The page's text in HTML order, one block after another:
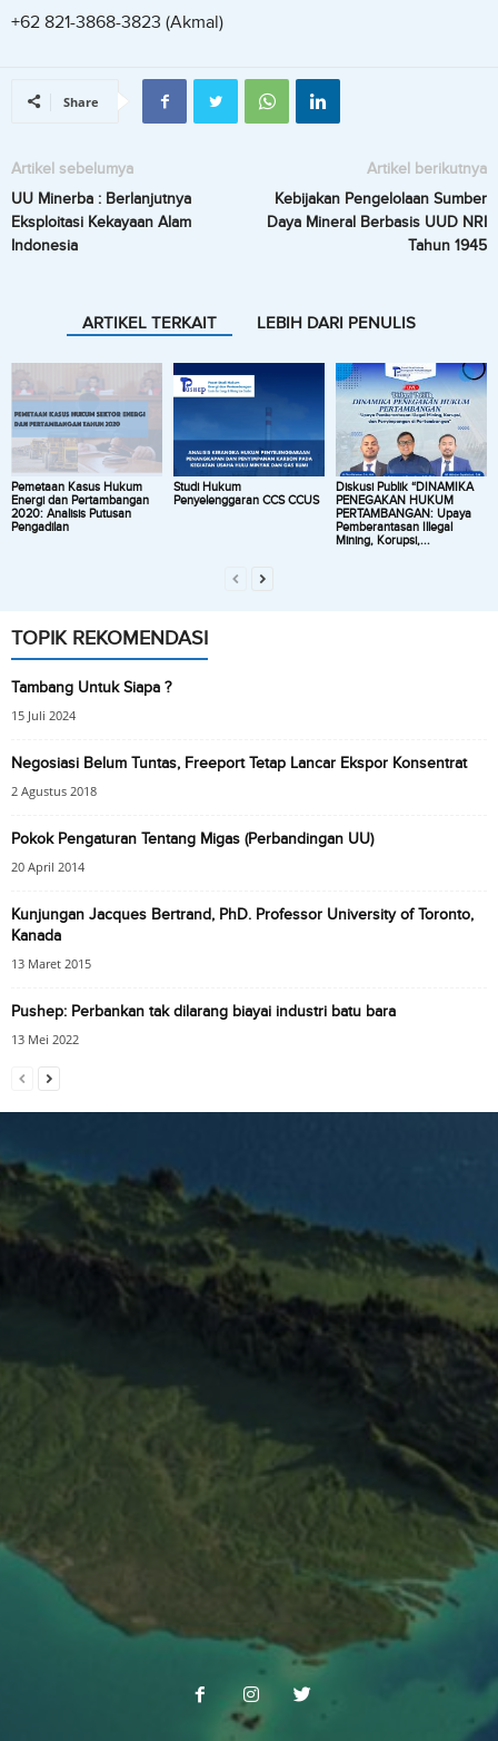
+62 821-3868-3823 (Akmal)
Share
Artikel sebelumya
UU Minerba : Berlanjutnya
Eksploitasi Kekayaan Alam
Indonesia
Artikel berikutnya
Kebijakan Pengelolaan Sumber
Daya Mineral Berbasis UUD NRI
Tahun 1945
ARTIKEL TERKAIT LEBIH DARI PENULIS
Pemetaan Kasus Hukum
Energi dan Pertambangan
2020: Analisis Putusan
Pengadilan
Studi Hukum
Penyelenggaran CCS CCUS
Diskusi Publik “DINAMIKA
PENEGAKAN HUKUM
PERTAMBANGAN: Upaya
Pemberantasan Illegal
Mining, Korupsi,...
TOPIK REKOMENDASI
Tambang Untuk Siapa ?
15 Juli 2024
Negosiasi Belum Tuntas, Freeport Tetap Lancar Ekspor Konsentrat
2 Agustus 2018
Pokok Pengaturan Tentang Migas (Perbandingan UU)
20 April 2014
Kunjungan Jacques Bertrand, PhD. Professor University of Toronto,
Kanada
13 Maret 2015
Pushep: Perbankan tak dilarang biayai industri batu bara
13 Mei 2022